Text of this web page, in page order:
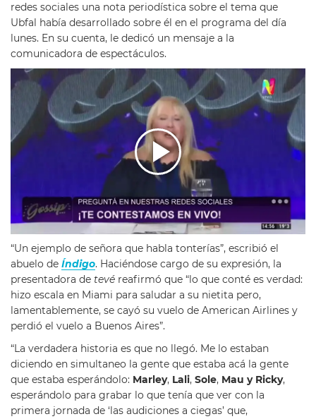
redes sociales una nota periodística sobre el tema que
Ubfal había desarrollado sobre él en el programa del día
lunes. En su cuenta, le dedicó un mensaje a la
comunicadora de espectáculos.
“Un ejemplo de señora que habla tonterías”, escribió el
abuelo de Índigo. Haciéndose cargo de su expresión, la
presentadora de tevé reafirmó que “lo que conté es verdad:
hizo escala en Miami para saludar a su nietita pero,
lamentablemente, se cayó su vuelo de American Airlines y
perdió el vuelo a Buenos Aires”.
“La verdadera historia es que no llegó. Me lo estaban
diciendo en simultaneo la gente que estaba acá la gente
que estaba esperándolo: Marley, Lali, Sole, Mau y Ricky,
esperándolo para grabar lo que tenía que ver con la
primera jornada de ‘las audiciones a ciegas’ que,